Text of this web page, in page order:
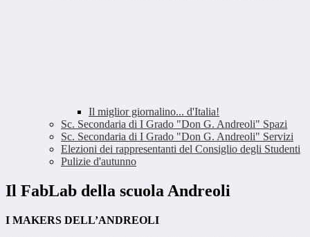
Il miglior giornalino... d'Italia!
Sc. Secondaria di I Grado "Don G. Andreoli" Spazi
Sc. Secondaria di I Grado "Don G. Andreoli" Servizi
Elezioni dei rappresentanti del Consiglio degli Studenti
Pulizie d'autunno
Il FabLab della scuola Andreoli
I MAKERS DELL’ANDREOLI